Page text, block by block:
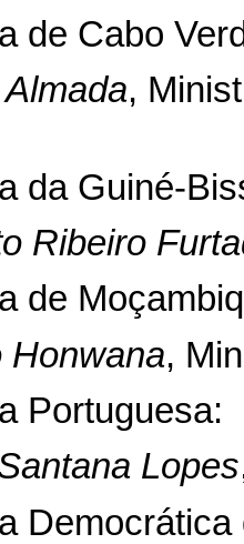
de Cabo
,
da Guiné-
Ribeiro
de
Honwana,
Portuguesa:
Lopes